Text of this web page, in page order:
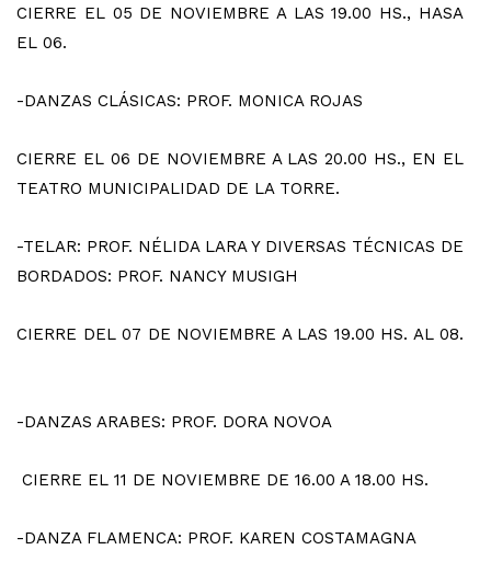
CIERRE EL 05 DE NOVIEMBRE A LAS 19.00 HS., HASA
EL 06.
-DANZAS CLÁSICAS: PROF. MONICA ROJAS
CIERRE EL 06 DE NOVIEMBRE A LAS 20.00 HS., EN EL
TEATRO MUNICIPALIDAD DE LA TORRE.
-TELAR: PROF. NÉLIDA LARA Y DIVERSAS TÉCNICAS DE
BORDADOS: PROF. NANCY MUSIGH
CIERRE DEL 07 DE NOVIEMBRE A LAS 19.00 HS. AL 08.
-DANZAS ARABES: PROF. DORA NOVOA
CIERRE EL 11 DE NOVIEMBRE DE 16.00 A 18.00 HS.
-DANZA FLAMENCA: PROF. KAREN COSTAMAGNA